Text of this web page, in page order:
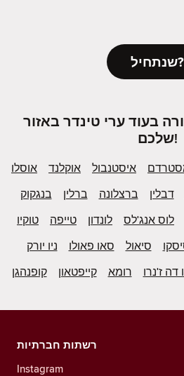
שנתחיל?
בעוד ערי טינדר באזור
שלכם!
אוסלו אוקלנד איסטנבול
בנגקוק
ברלין ברצלונה דבלין
טוקיו
טייפה לונדון לוס אנג'לס
ניו יורק
סאו פאולו סיאול
קופנהגן
קייפטאון רומא דה ז'נרו
רשתות חברתיות
Instagram